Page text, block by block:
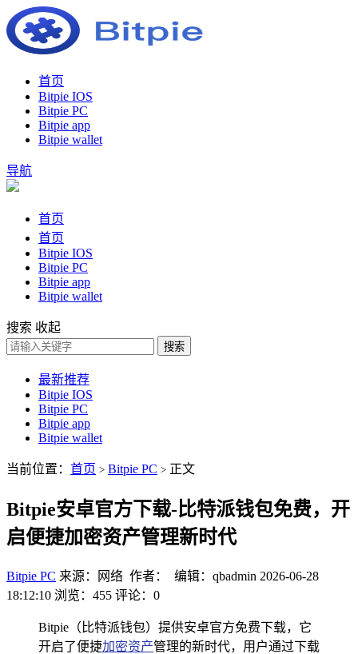
首页
Bitpie IOS
Bitpie PC
Bitpie app
Bitpie wallet
导航
首页
首页
Bitpie IOS
Bitpie PC
Bitpie app
Bitpie wallet
搜索 收起
搜索
最新推荐
Bitpie IOS
Bitpie PC
Bitpie app
Bitpie wallet
当前位置： 首页 > Bitpie PC > 正文
Bitpie安卓官方下载-比特派钱包免费，开
启便捷加密资产管理新时代
Bitpie PC 来源：网络 作者： 编辑：qbadmin 2026-06-28
18:12:10 浏览：455 评论：0
Bitpie（比特派钱包）提供安卓官方免费下载，它
开启了便捷加密资产管理的新时代，用户通过下载